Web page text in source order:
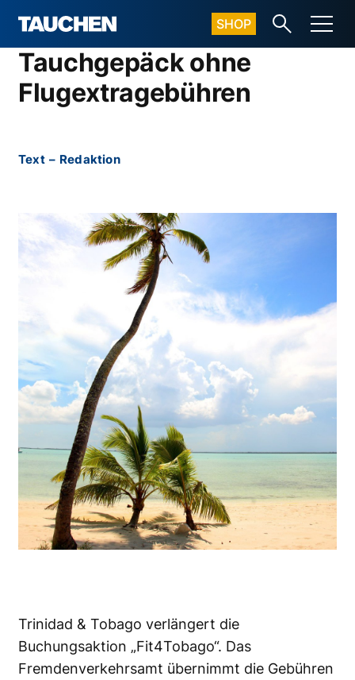
SHOP
Tauchgepäck ohne
Flugextragebühren
Text – Redaktion
Trinidad & Tobago verlängert die
Buchungsaktion „Fit4Tobago“. Das
Fremdenverkehrsamt übernimmt die Gebühren